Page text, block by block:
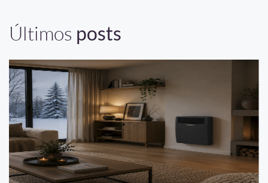
Últimos posts